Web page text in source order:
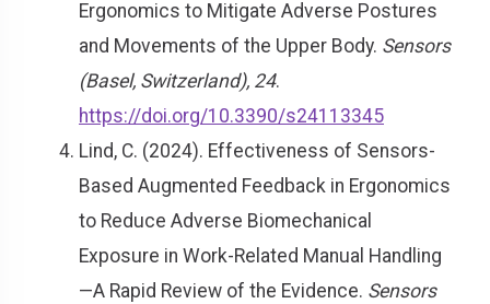
Ergonomics to Mitigate Adverse Postures
and Movements of the Upper Body. Sensors
(Basel, Switzerland), 24.
https://doi.org/10.3390/s24113345
Lind, C. (2024). Effectiveness of Sensors-
Based Augmented Feedback in Ergonomics
to Reduce Adverse Biomechanical
Exposure in Work-Related Manual Handling
—A Rapid Review of the Evidence. Sensors